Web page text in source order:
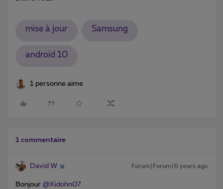
mise à jour Samsung
android 10
1 personne aime
1 commentaire
David W Forum|Forum|6 years ago
Bonjour @Kidohn07